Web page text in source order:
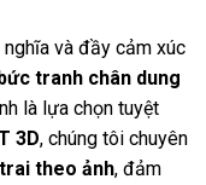
và đầy cảm xúc
tranh chân dung
là lựa chọn tuyệt
3D, chúng tôi chuyên
theo ảnh, đảm